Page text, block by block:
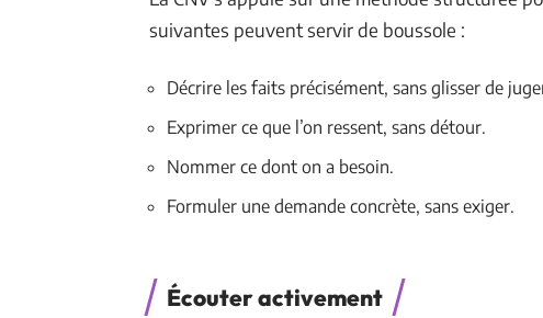
suivantes peuvent servir de boussole :
Décrire les faits précisément, sans glisser de
Exprimer ce que l’on ressent, sans détour.
Nommer ce dont on a besoin.
Formuler une demande concrète, sans exiger.
Écouter activement